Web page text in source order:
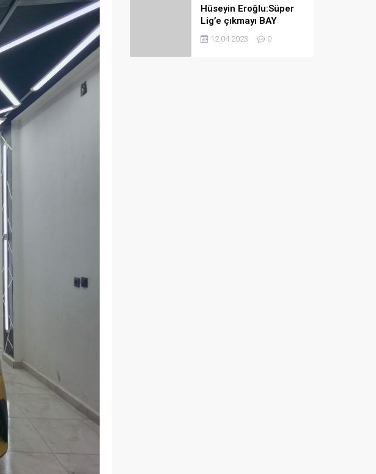
Hüseyin Eroğlu:Süper
Lig’e çıkmayı BAY
haftada bile
garantileyebiliriz
12.04.2023 0